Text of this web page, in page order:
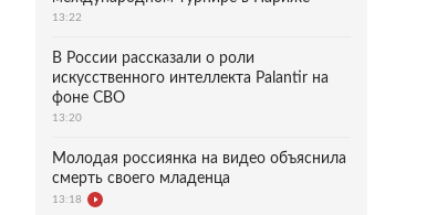
13:22
В России рассказали о роли
искусственного интеллекта Palantir на
фоне СВО
13:20
Молодая россиянка на видео объяснила
смерть своего младенца
13:18